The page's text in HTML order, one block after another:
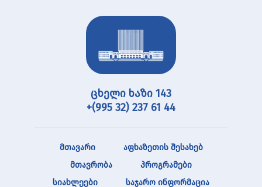
ცხელი ხაზი 143
+(995 32) 237 61 44
მთავარი
აფხაზეთის შესახებ
მთავრობა
პროგრამები
სიახლეები
საჯარო ინფორმაცია